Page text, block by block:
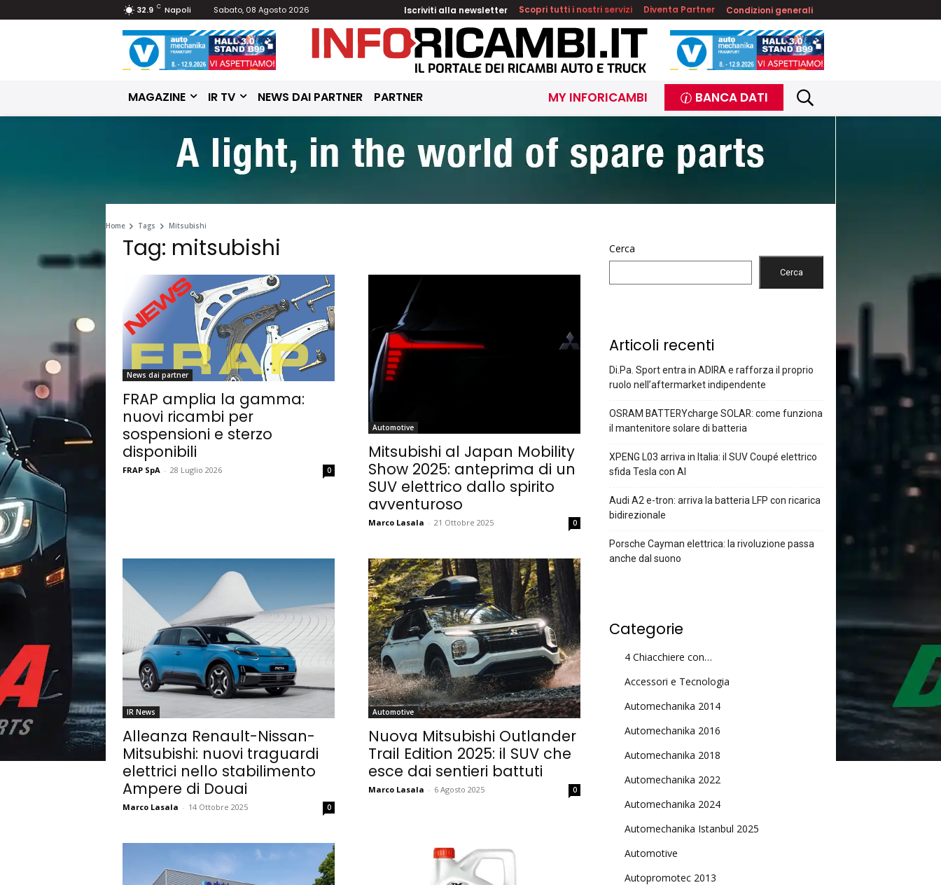
32.9 C Napoli Sabato, 08 Agosto 2026 Iscriviti alla newsletter Scopri tutti i nostri servizi Diventa Partner Condizioni generali
MAGAZINE IR TV NEWS DAI PARTNER PARTNER MY INFORICAMBI BANCA DATI
Home Tags Mitsubishi
Tag: mitsubishi
News dai partner
FRAP amplia la gamma:
nuovi ricambi per
sospensioni e sterzo
disponibili
FRAP SpA - 28 Luglio 2026 0
Automotive
Mitsubishi al Japan Mobility
Show 2025: anteprima di un
SUV elettrico dallo spirito
avventuroso
Marco Lasala - 21 Ottobre 2025 0
IR News
Alleanza Renault-Nissan-
Mitsubishi: nuovi traguardi
elettrici nello stabilimento
Ampere di Douai
Marco Lasala - 14 Ottobre 2025 0
Automotive
Nuova Mitsubishi Outlander
Trail Edition 2025: il SUV che
esce dai sentieri battuti
Marco Lasala - 6 Agosto 2025 0
Cerca
Cerca
Articoli recenti
Di.Pa. Sport entra in ADIRA e rafforza il proprio
ruolo nell’aftermarket indipendente
OSRAM BATTERYcharge SOLAR: come funziona
il mantenitore solare di batteria
XPENG L03 arriva in Italia: il SUV Coupé elettrico
sfida Tesla con AI
Audi A2 e-tron: arriva la batteria LFP con ricarica
bidirezionale
Porsche Cayman elettrica: la rivoluzione passa
anche dal suono
Categorie
4 Chiacchiere con…
Accessori e Tecnologia
Automechanika 2014
Automechanika 2016
Automechanika 2018
Automechanika 2022
Automechanika 2024
Automechanika Istanbul 2025
Automotive
Autopromotec 2013